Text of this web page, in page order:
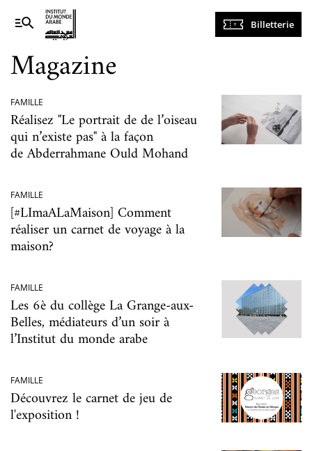
Navigation
principale
Billetterie
Magazine
FAMILLE
Réalisez "Le portrait de de l’oiseau
qui n’existe pas" à la façon
de Abderrahmane Ould Mohand
FAMILLE
[#LImaALaMaison] Comment
réaliser un carnet de voyage à la
maison?
FAMILLE
Les 6è du collège La Grange-aux-
Belles, médiateurs d’un soir à
l’Institut du monde arabe
FAMILLE
Découvrez le carnet de jeu de
l'exposition !